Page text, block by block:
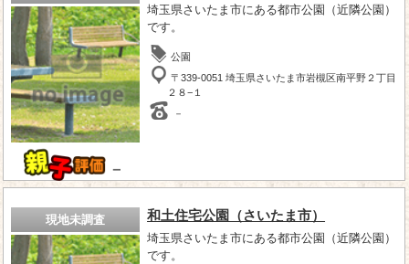
－
埼玉県さいたま市にある都市公園（近隣公園）
です。
公園
〒339-0051 埼玉県さいたま市岩槻区南平野２丁目
２８−１
－
現地未調査 和土住宅公園（さいたま市）
埼玉県さいたま市にある都市公園（近隣公園）
です。